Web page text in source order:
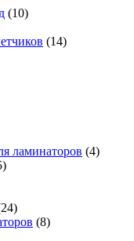
(10)
(14)
ламинаторов (4)
(8)